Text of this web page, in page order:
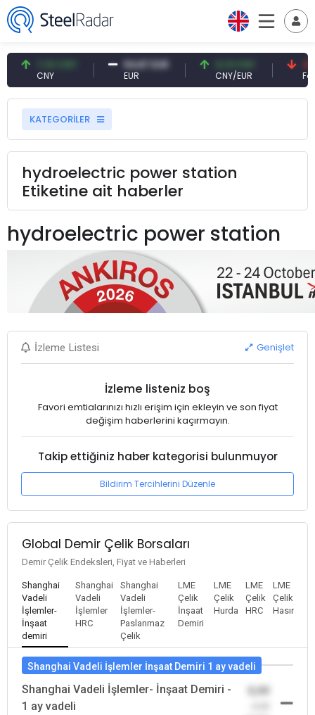
CNY
54,87 EUR
EUR CNY/EUR Faiz
KATEGORİLER
hydroelectric power station
Etiketine ait haberler
hydroelectric power station
İzleme Listesi Genişlet
İzleme listeniz boş
Favori emtialarınızı hızlı erişim için ekleyin ve son fiyat
değişim haberlerini kaçırmayın.
Takip ettiğiniz haber kategorisi bulunmuyor
Bildirim Tercihlerini Düzenle
Global Demir Çelik Borsaları
Demir Çelik Endeksleri, Fiyat ve Haberleri
Shanghai
Vadeli
İşlemler-
İnşaat
demiri
Shanghai
Vadeli
İşlemler
HRC
Shanghai
Vadeli
İşlemler-
Paslanmaz
Çelik
LME
Çelik
İnşaat
Demiri
LME
Çelik
Hurda
LME
Çelik
HRC
LME
Çelik
Hasır
Shanghai Vadeli İşlemler İnşaat Demiri 1 ay vadeli
Shanghai Vadeli İşlemler- İnşaat Demiri -
1 ay vadeli
0,00